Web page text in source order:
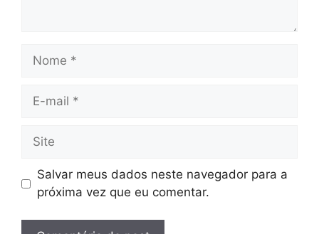
Nome
Site
Salvar meus dados neste navegador para a
próxima vez que eu comentar.